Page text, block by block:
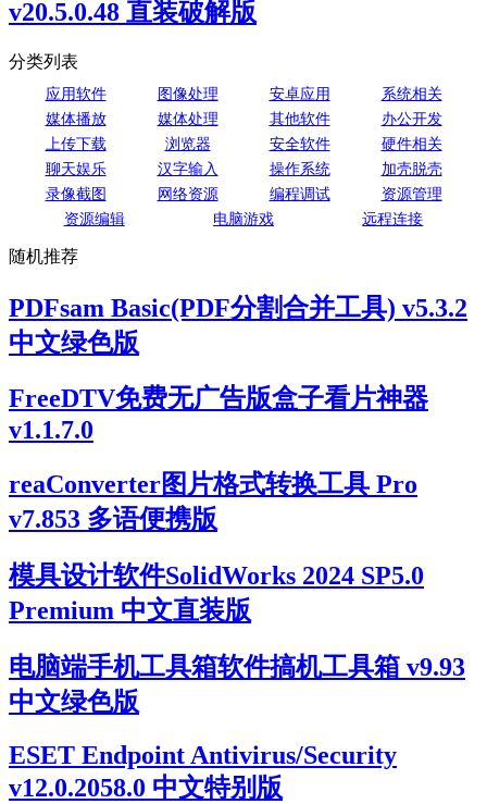
v20.5.0.48 直装破解版
分类列表
应用软件 图像处理 安卓应用
系统相关
媒体播放
媒体处理 其他软件
办公开发
上传下载
浏览器 安全软件
硬件相关
聊天娱乐
汉字输入 操作系统
加壳脱壳
录像截图
网络资源 编程调试
资源管理
资源编辑
电脑游戏 远程连接
随机推荐
PDFsam Basic(PDF分割合并工具) v5.3.2
中文绿色版
FreeDTV免费无广告版盒子看片神器
v1.1.7.0
reaConverter图片格式转换工具 Pro
v7.853 多语便携版
模具设计软件SolidWorks 2024 SP5.0
Premium 中文直装版
电脑端手机工具箱软件搞机工具箱 v9.93
中文绿色版
ESET Endpoint Antivirus/Security
v12.0.2058.0 中文特别版